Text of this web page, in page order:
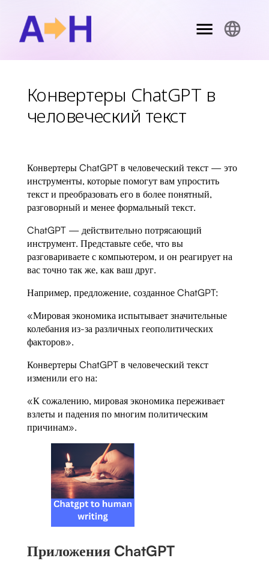
Конвертеры ChatGPT в
человеческий текст
Конвертеры ChatGPT в человеческий текст — это
инструменты, которые помогут вам упростить
текст и преобразовать его в более понятный,
разговорный и менее формальный текст.
ChatGPT — действительно потрясающий
инструмент. Представьте себе, что вы
разговариваете с компьютером, и он реагирует на
вас точно так же, как ваш друг.
Например, предложение, созданное ChatGPT:
«Мировая экономика испытывает значительные
колебания из-за различных геополитических
факторов».
Конвертеры ChatGPT в человеческий текст
изменили его на:
«К сожалению, мировая экономика переживает
взлеты и падения по многим политическим
причинам».
Приложения ChatGPT